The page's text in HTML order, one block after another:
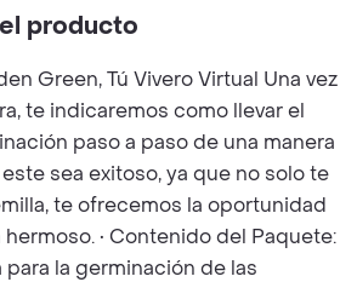
producto
Green, Tú Vivero Virtual Una vez
te indicaremos como llevar el
paso a paso de una manera
sea exitoso, ya que no solo te
te ofrecemos la oportunidad
• Contenido del Paquete:
para la germinación de las